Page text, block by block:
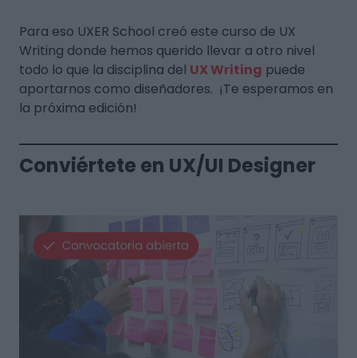
Para eso UXER School creó este curso de UX
Writing donde hemos querido llevar a otro nivel
todo lo que la disciplina del UX Writing puede
aportarnos como diseñadores. ¡Te esperamos en
la próxima edición!
Conviértete en UX/UI Designer